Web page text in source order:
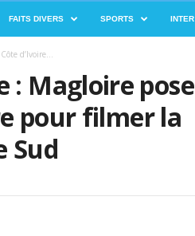
FAITS DIVERS SPORTS INTER
d’Ivoire...
: Magloire pose
pour filmer la
Sud